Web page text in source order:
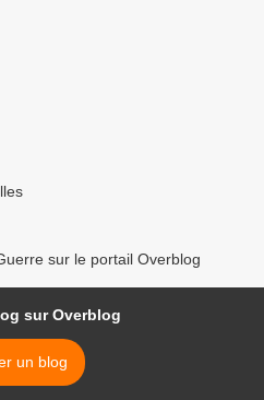
sur le portail Overblog
sur Overblog
un blog